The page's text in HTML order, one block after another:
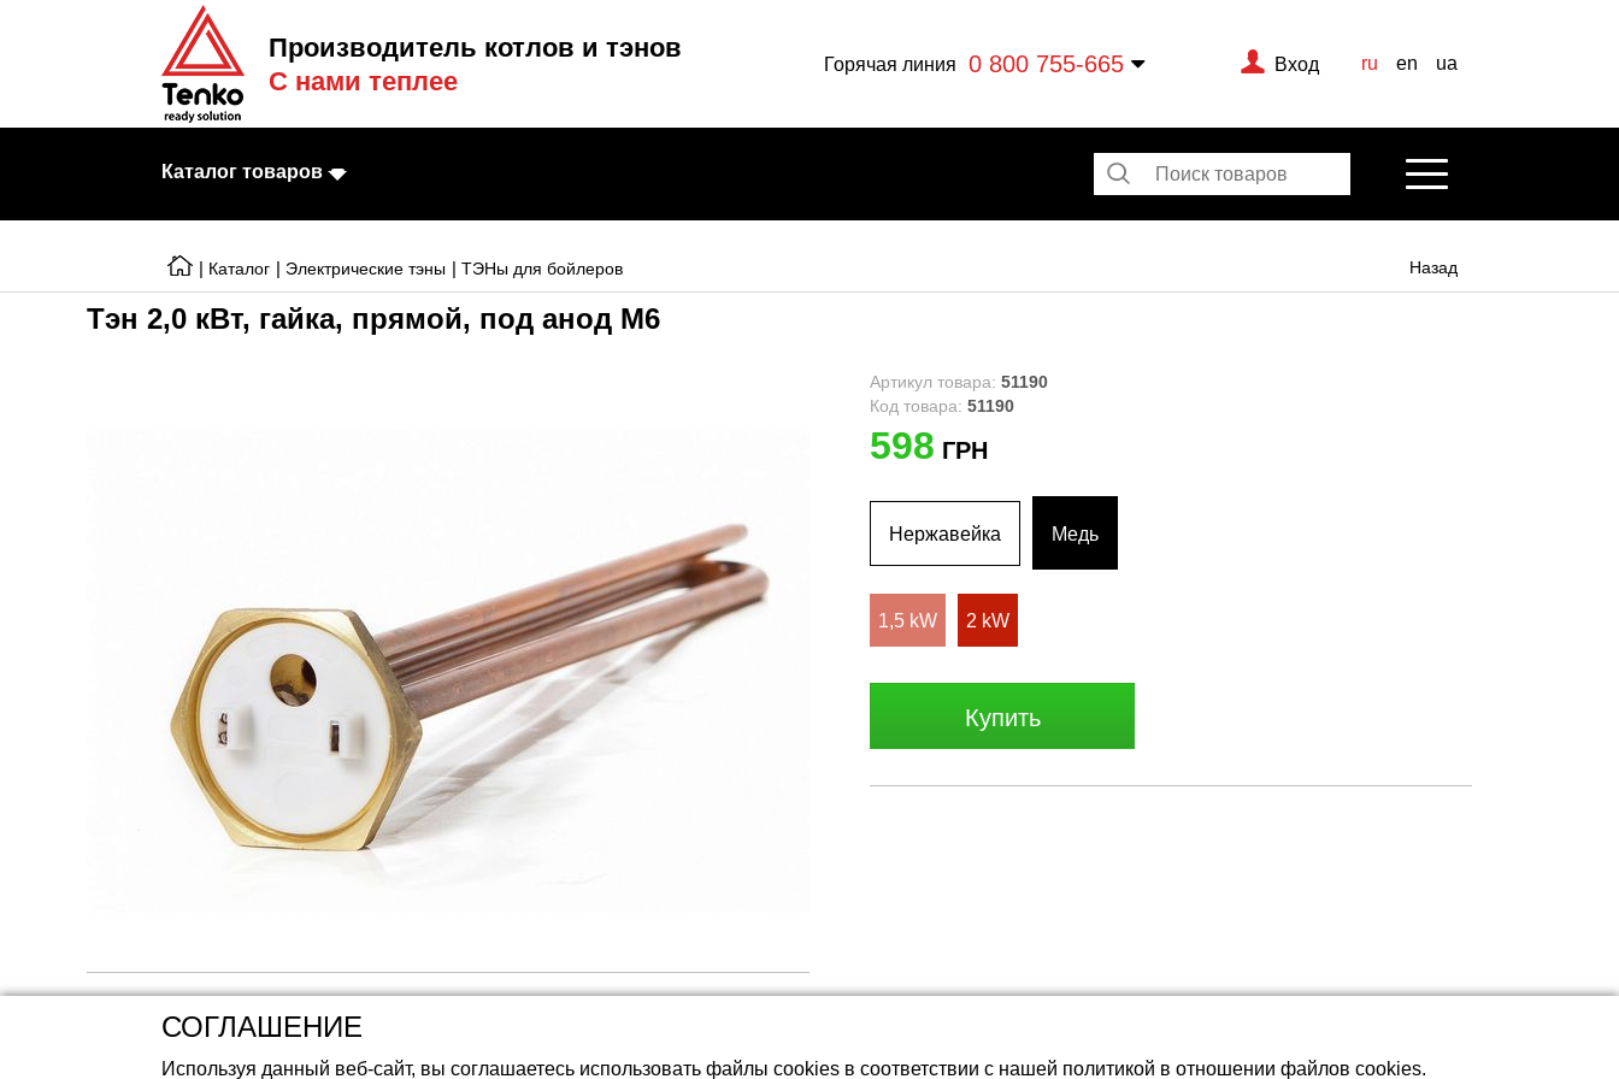
Производитель котлов и тэнов
С нами теплее
Горячая линия 0 800 755-665 Вход ru en ua
Каталог товаров
Электрические котлы
Аккумуляторные батареи LiFePO4
Назад
| Каталог | Электрические тэны | ТЭНы для бойлеров
Тэн 2,0 кВт, гайка, прямой, под анод М6
Артикул товара: 51190
Код товара: 51190
598 ГРН
Нержавейка Медь
1,5 kW 2 kW
Купить
СОГЛАШЕНИЕ
Используя данный веб-сайт, вы соглашаетесь использовать файлы cookies в соответствии с нашей политикой в отношении файлов cookies.